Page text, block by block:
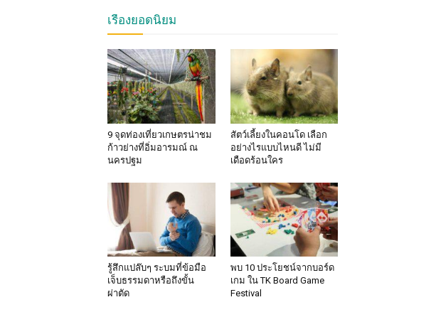
เรื่องยอดนิยม
9 จุดท่องเที่ยวเกษตรน่าชม
ก้าวย่างที่อิ่มอารมณ์ ณ
นครปฐม
สัตว์เลี้ยงในคอนโด เลือก
อย่างไรแบบไหนดี ไม่มี
เดือดร้อนใคร
รู้สึกแปล๊บๆ ระบมที่ข้อมือ
เจ็บธรรมดาหรือถึงขั้น
ผ่าตัด
พบ 10 ประโยชน์จากบอร์ด
เกม ใน TK Board Game
Festival